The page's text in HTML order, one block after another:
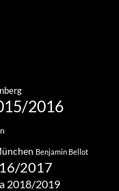
2016
Benjamin Bellot
2017
2018/2019